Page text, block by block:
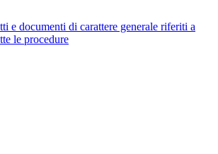
e documenti di carattere generale riferiti a
le procedure